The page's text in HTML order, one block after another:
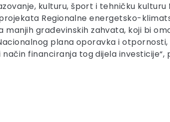
kulturu, šport i tehničku
Regionalne energetsko-
manjih građevinskih zahvata, koji bi
plana oporavka i
financiranja tog dijela investicije“,